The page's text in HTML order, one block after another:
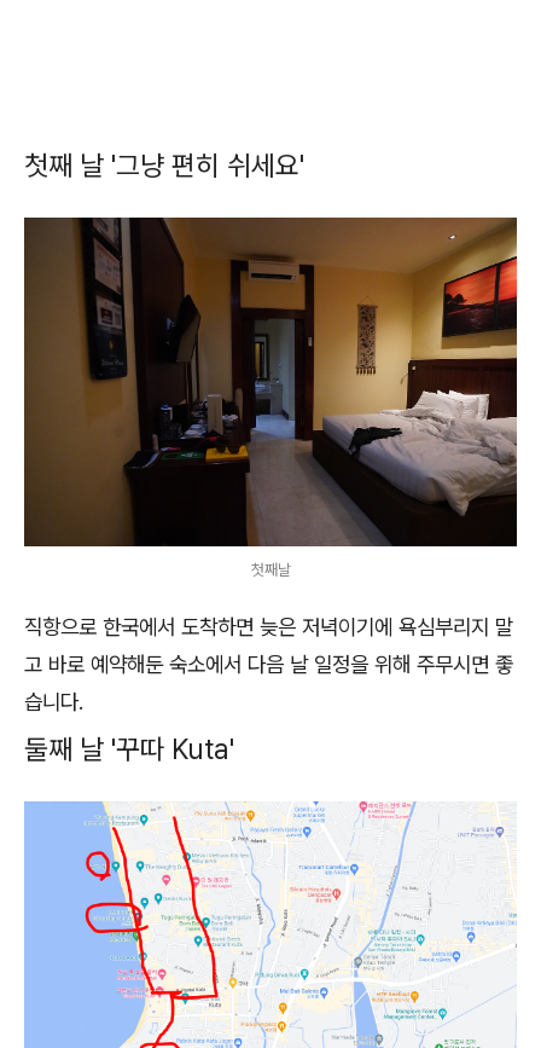
첫째 날 '그냥 편히 쉬세요'
첫째날
직항으로 한국에서 도착하면 늦은 저녁이기에 욕심부리지 말
고 바로 예약해둔 숙소에서 다음 날 일정을 위해 주무시면 좋
습니다.
둘째 날 '꾸따 Kuta'